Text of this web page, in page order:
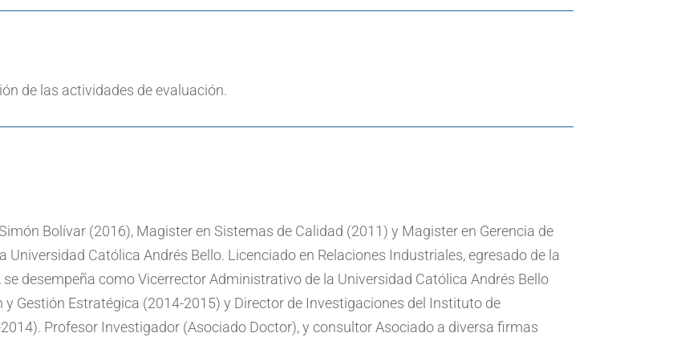
de las actividades de evaluación.
Bolívar (2016), Magister en Sistemas de Calidad (2011) y Magister en Gerencia de
Católica Andrés Bello. Licenciado en Relaciones Industriales, egresado de la
desempeña como Vicerrector Administrativo de la Universidad Católica Andrés Bello
Gestión Estratégica (2014-2015) y Director de Investigaciones del Instituto de
Profesor Investigador (Asociado Doctor), y consultor Asociado a diversa firmas